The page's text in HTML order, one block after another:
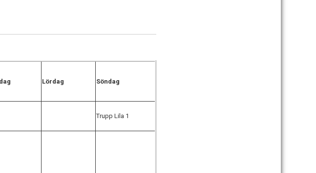
Lördag Söndag
Trupp Lila 1